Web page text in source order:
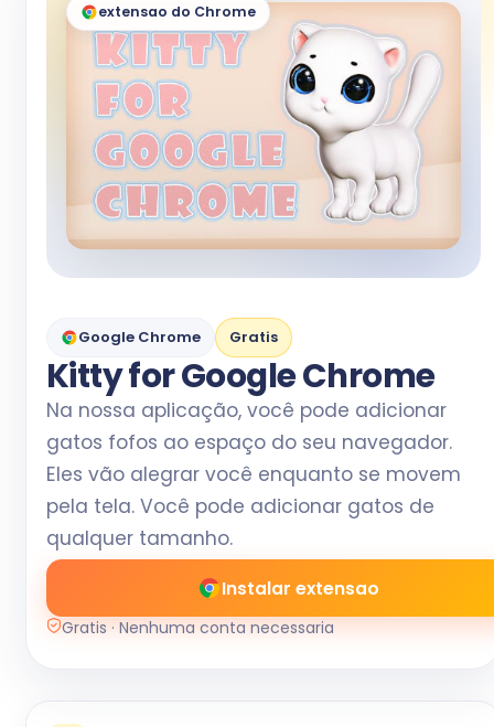
extensao do Chrome
Google Chrome Gratis
Kitty for Google Chrome
Na nossa aplicação, você pode adicionar
gatos fofos ao espaço do seu navegador.
Eles vão alegrar você enquanto se movem
pela tela. Você pode adicionar gatos de
qualquer tamanho.
Instalar extensao
Gratis · Nenhuma conta necessaria